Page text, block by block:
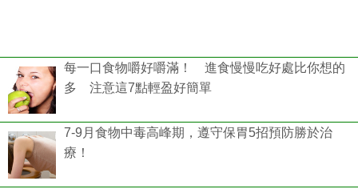
每一口食物嚼好嚼滿！ 進食慢慢吃好處比你想的
多 注意這7點輕盈好簡單
7-9月食物中毒高峰期，遵守保胃5招預防勝於治
療！